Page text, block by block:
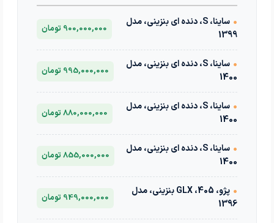
•
ساینا، S، دنده ای بنزینی، مدل
1399
900,000,000 تومان
•
ساینا، S، دنده ای بنزینی، مدل
1400
995,000,000 تومان
•
ساینا، S، دنده ای بنزینی، مدل
1400
880,000,000 تومان
•
ساینا، S، دنده ای بنزینی، مدل
1400
855,000,000 تومان
•
پژو، 405، GLX بنزینی، مدل
1396
949,000,000 تومان